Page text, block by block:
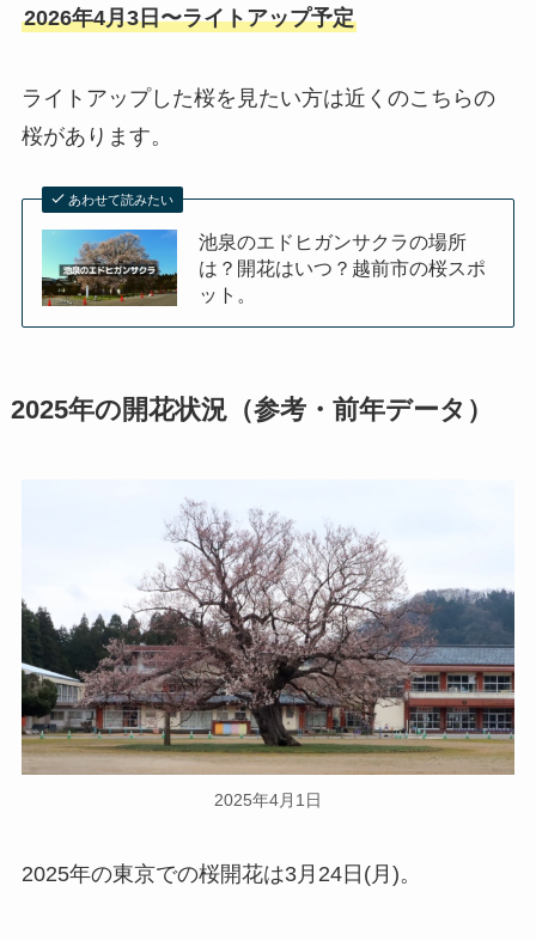
2026年4月3日〜ライトアップ予定
ライトアップした桜を見たい方は近くのこちらの
桜があります。
あわせて読みたい
池泉のエドヒガンサクラの場所
は？開花はいつ？越前市の桜スポ
ット。
2025年の開花状況（参考・前年データ）
2025年4月1日
2025年の東京での桜開花は3月24日(月)。